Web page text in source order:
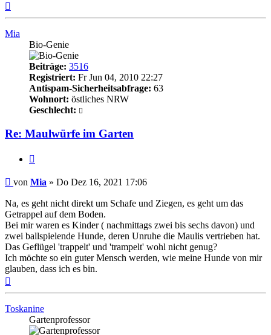
oben
Mia
Bio-Genie
Beiträge: 3516
Registriert: Fr Jun 04, 2010 22:27
Antispam-Sicherheitsabfrage: 63
Wohnort: östliches NRW
Geschlecht:
Re: Maulwürfe im Garten
Beitrag
von Mia » Do Dez 16, 2021 17:06
Na, es geht nicht direkt um Schafe und Ziegen, es geht um das
Getrappel auf dem Boden.
Bei mir waren es Kinder ( nachmittags zwei bis sechs davon) und
zwei ballspielende Hunde, deren Unruhe die Maulis vertrieben hat.
Das Geflügel 'trappelt' und 'trampelt' wohl nicht genug?
Ich möchte so ein guter Mensch werden, wie meine Hunde von mir
glauben, dass ich es bin.
Toskanine
Gartenprofessor